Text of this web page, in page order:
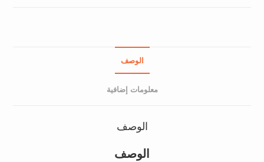
الوصف
معلومات إضافية
الوصف
الوصف